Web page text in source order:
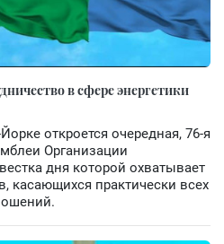
в сфере энергетики
откроется очередная, 76-я
Организации
дня которой охватывает
касающихся практически всех